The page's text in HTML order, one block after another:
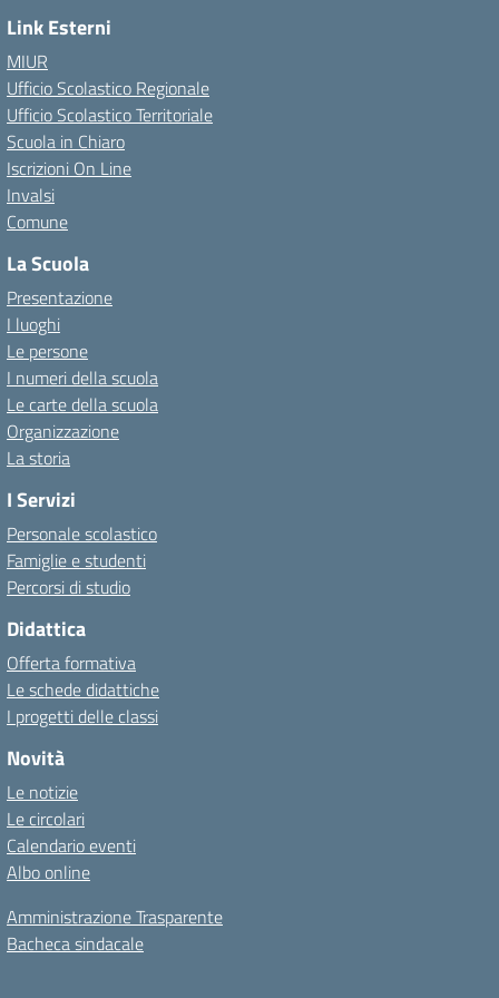
Link Esterni
MIUR
Ufficio Scolastico Regionale
Ufficio Scolastico Territoriale
Scuola in Chiaro
Iscrizioni On Line
Invalsi
Comune
La Scuola
Presentazione
I luoghi
Le persone
I numeri della scuola
Le carte della scuola
Organizzazione
La storia
I Servizi
Personale scolastico
Famiglie e studenti
Percorsi di studio
Didattica
Offerta formativa
Le schede didattiche
I progetti delle classi
Novità
Le notizie
Le circolari
Calendario eventi
Albo online
Amministrazione Trasparente
Bacheca sindacale